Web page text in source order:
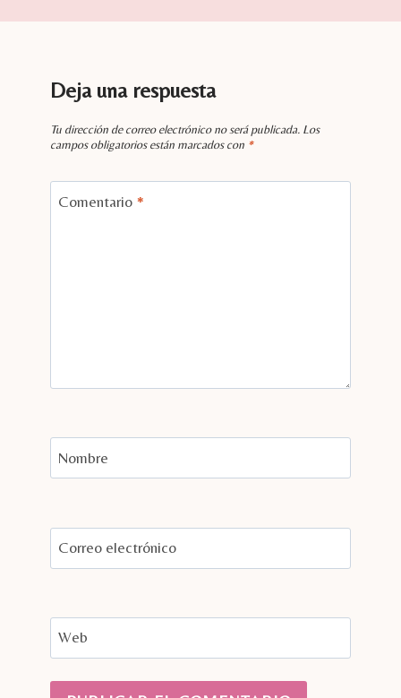
Deja una respuesta
Tu dirección de correo electrónico no será publicada. Los
campos obligatorios están marcados con *
Comentario *
Nombre
Correo electrónico
Web